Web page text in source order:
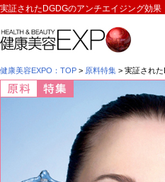
実証されたDGDGのアンチエイジング効果
健康美容EXPO：TOP > 原料特集 > 実証され